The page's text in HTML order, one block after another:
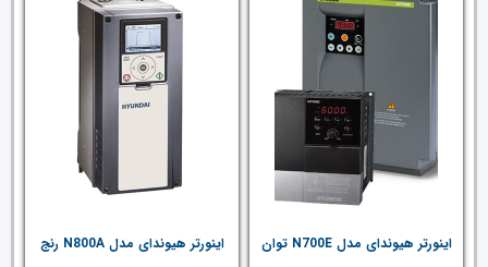
اینورتر هیوندای مدل N700E توان
اینورتر هیوندای مدل N800A رنج